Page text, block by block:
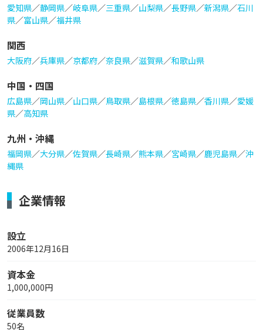
愛知県／静岡県／岐阜県／三重県／山梨県／長野県／新潟県／石川
県／富山県／福井県
関西
大阪府／兵庫県／京都府／奈良県／滋賀県／和歌山県
中国・四国
広島県／岡山県／山口県／鳥取県／島根県／徳島県／香川県／愛媛
県／高知県
九州・沖縄
福岡県／大分県／佐賀県／長崎県／熊本県／宮崎県／鹿児島県／沖
縄県
企業情報
設立
2006年12月16日
資本金
1,000,000円
従業員数
50名